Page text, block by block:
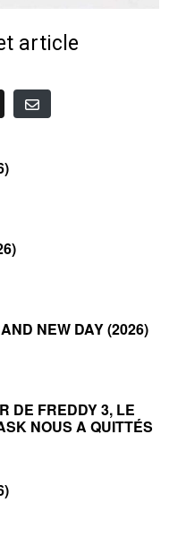
article
NEW DAY (2026)
DE FREDDY 3, LE
NOUS A QUITTÉS